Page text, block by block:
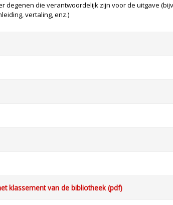
degenen die verantwoordelijk zijn voor de uitgave
vertaling, enz.)
klassement van de bibliotheek (pdf)